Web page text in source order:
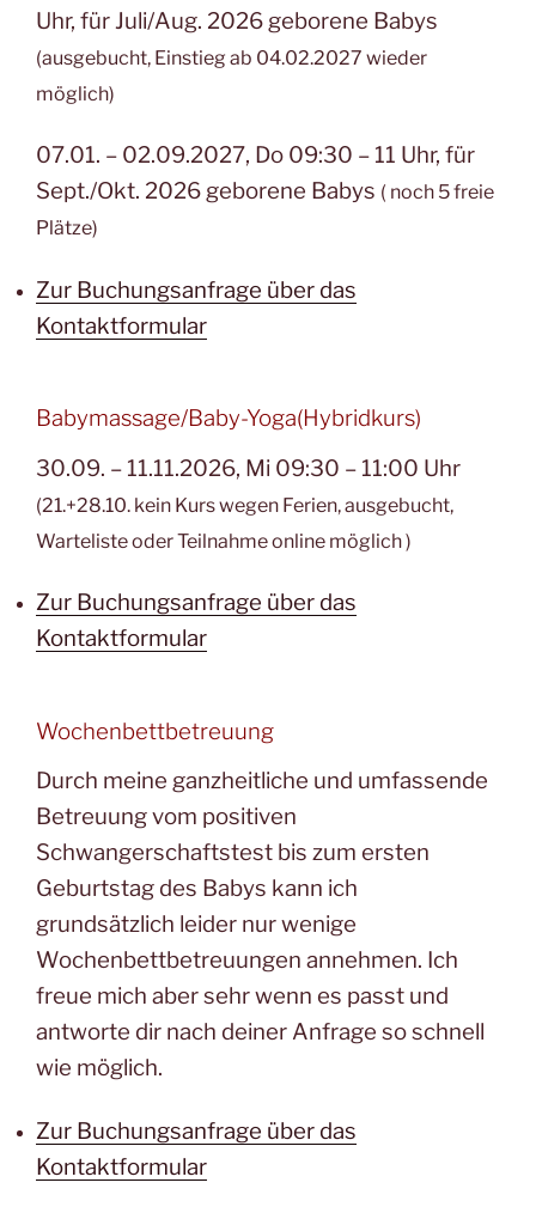
Uhr, für Juli/Aug. 2026 geborene Babys
(ausgebucht, Einstieg ab 04.02.2027 wieder
möglich)
07.01. – 02.09.2027, Do 09:30 – 11 Uhr, für
Sept./Okt. 2026 geborene Babys ( noch 5 freie
Plätze)
Zur Buchungsanfrage über das
Kontaktformular
Babymassage/Baby-Yoga(Hybridkurs)
30.09. – 11.11.2026, Mi 09:30 – 11:00 Uhr
(21.+28.10. kein Kurs wegen Ferien, ausgebucht,
Warteliste oder Teilnahme online möglich )
Zur Buchungsanfrage über das
Kontaktformular
Wochenbettbetreuung
Durch meine ganzheitliche und umfassende
Betreuung vom positiven
Schwangerschaftstest bis zum ersten
Geburtstag des Babys kann ich
grundsätzlich leider nur wenige
Wochenbettbetreuungen annehmen. Ich
freue mich aber sehr wenn es passt und
antworte dir nach deiner Anfrage so schnell
wie möglich.
Zur Buchungsanfrage über das
Kontaktformular